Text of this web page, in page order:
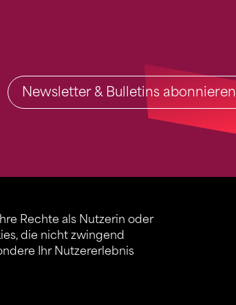
Rechte als Nutzerin oder
die nicht zwingend
Ihr Nutzererlebnis
Newsletter & Bulletins abonnieren